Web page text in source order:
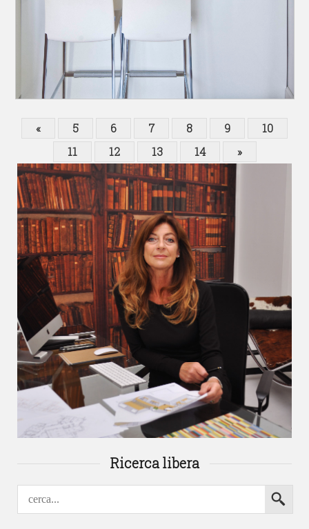
Ricerca libera
« 5 6 7 8 9
10
11
12 13 14 »